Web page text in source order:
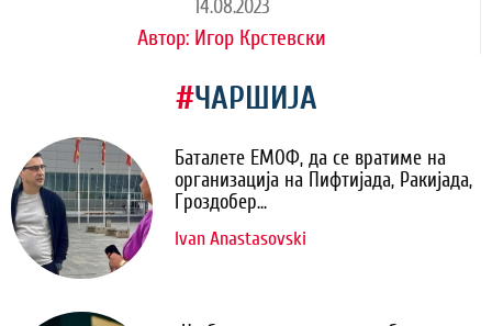
14.08.2023
Автор: Игор Крстевски
#ЧАРШИЈА
Баталете ЕМОФ, да се вратиме на
организација на Пифтијада, Ракијада,
Гроздобер...
Ivan Anastasovski